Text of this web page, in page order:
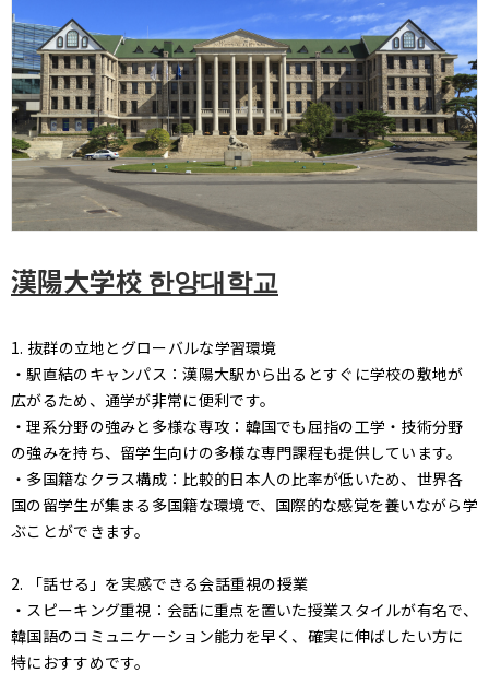
漢陽大学校 한양대학교
1. 抜群の立地とグローバルな学習環境
・駅直結のキャンパス：漢陽大駅から出るとすぐに学校の敷地が
広がるため、通学が非常に便利です。
・理系分野の強みと多様な専攻：韓国でも屈指の工学・技術分野
の強みを持ち、留学生向けの多様な専門課程も提供しています。
・多国籍なクラス構成：比較的日本人の比率が低いため、世界各
国の留学生が集まる多国籍な環境で、国際的な感覚を養いながら学
ぶことができます。
2. 「話せる」を実感できる会話重視の授業
・スピーキング重視：会話に重点を置いた授業スタイルが有名で、
韓国語のコミュニケーション能力を早く、確実に伸ばしたい方に
特におすすめです。